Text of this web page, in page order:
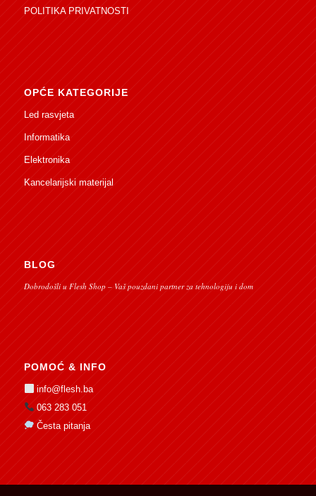
POLITIKA PRIVATNOSTI
OPĆE KATEGORIJE
Led rasvjeta
Informatika
Elektronika
Kancelarijski materijal
BLOG
Dobrodošli u Flesh Shop – Vaš pouzdani partner za tehnologiju i dom
POMOĆ & INFO
info@flesh.ba
063 283 051
Česta pitanja